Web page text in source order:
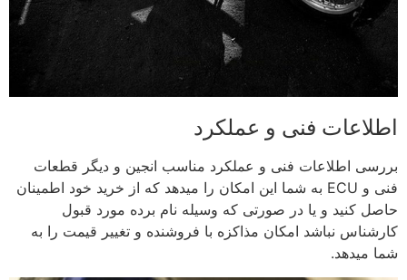
اطلاعات فنی و عملکرد
بررسی اطلاعات فنی و عملکرد مناسب انجین و دیگر قطعات
فنی و ECU به شما این امکان را میدهد که از خرید خود اطمینان
حاصل کنید و یا در صورتی که وسیله نام برده مورد قبول
کارشناس نباشد امکان مذاکزه با فروشنده و تغییر قیمت را به
شما میدهد.